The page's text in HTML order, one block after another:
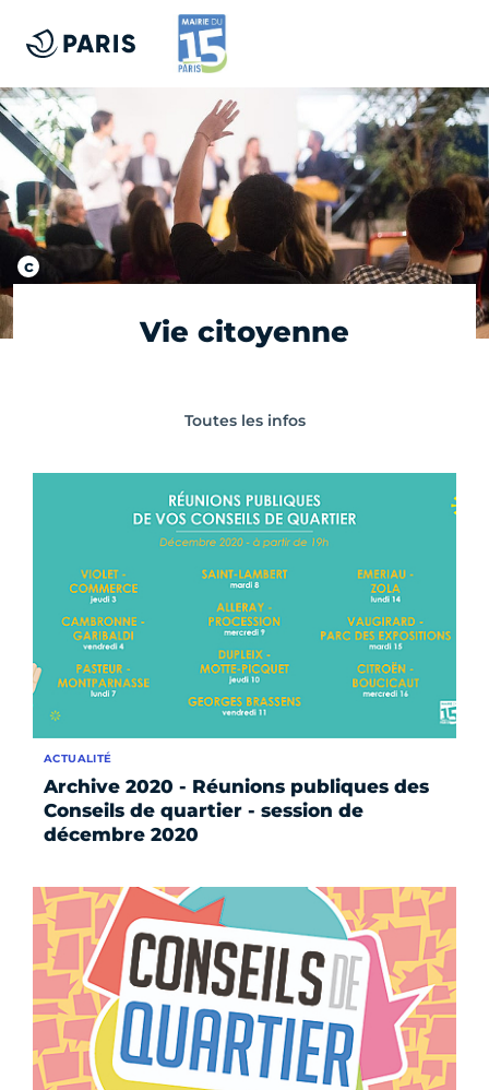
Vie citoyenne
Toutes les infos
Archive 2020 - Réunions publiques des
Conseils de quartier - session de
décembre 2020
ACTUALITÉ